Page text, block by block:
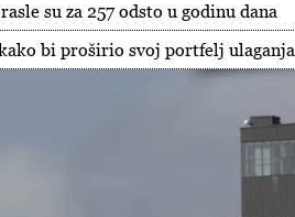
su za 257 odsto u godinu dana
bi proširio svoj portfelj ulaganja